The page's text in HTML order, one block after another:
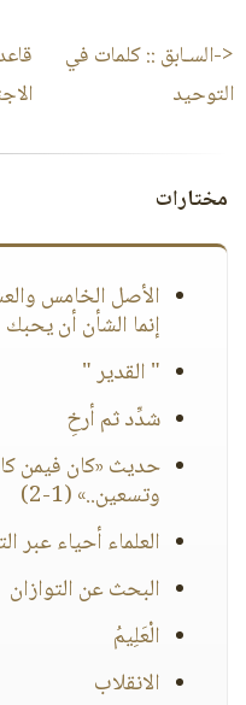
<-السـابق ::كلمات في
التوحيد
مختارات
الأصل الخامس
إنما الشأن أن يحبك
" القدير "
شدِّد ثم أرخِ
حديث «كان فيمن
وتسعين..» (1-2)
العلماء أحياء عبر
البحث عن التوازان
الْعَلِيمُ
الانقلاب